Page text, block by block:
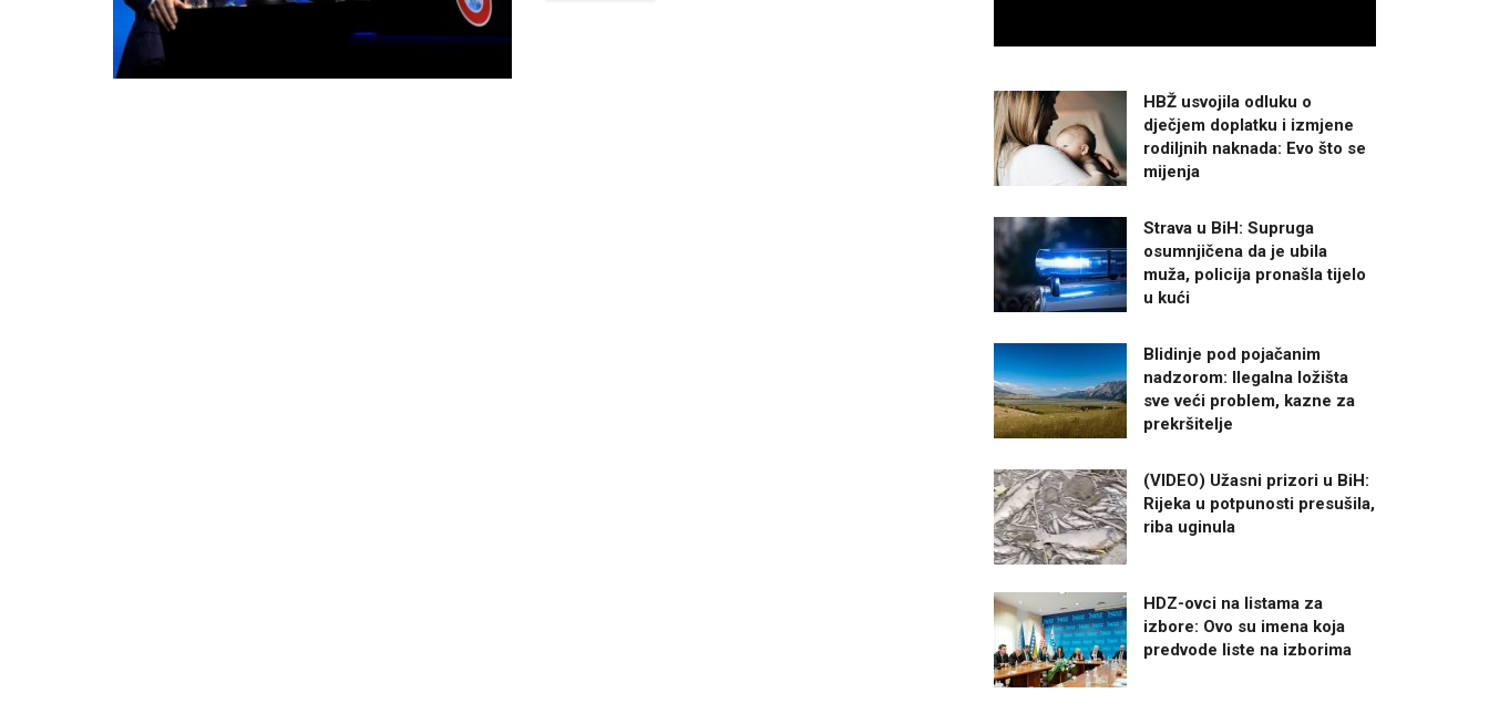
HBŽ usvojila odluku o
dječjem doplatku i izmjene
rodiljnih naknada: Evo što se
mijenja
Strava u BiH: Supruga
osumnjičena da je ubila
muža, policija pronašla tijelo
u kući
Blidinje pod pojačanim
nadzorom: Ilegalna ložišta
sve veći problem, kazne za
prekršitelje
(VIDEO) Užasni prizori u BiH:
Rijeka u potpunosti presušila,
riba uginula
HDZ-ovci na listama za
izbore: Ovo su imena koja
predvode liste na izborima